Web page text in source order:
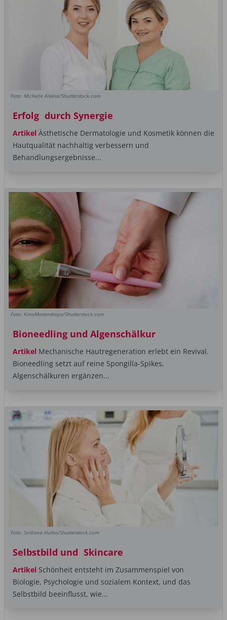
Foto: Michelle Aleksa/Shutterstock.com
Erfolg durch Synergie
Artikel Ästhetische Dermatologie und Kosmetik können die
Hautqualität nachhaltig verbessern und
Behandlungsergebnisse...
Foto: KinoMasterskaya/Shutterstock.com
Bioneedling und Algenschälkur
Artikel Mechanische Hautregeneration erlebt ein Revival.
Bioneedling setzt auf reine Spongilla-Spikes,
Algenschälkuren ergänzen...
Foto: Svitlana Hulko/Shutterstock.com
Selbstbild und Skincare
Artikel Schönheit entsteht im Zusammenspiel von
Biologie, Psychologie und sozialem ­Kontext, und das
Selbstbild beeinflusst, wie...